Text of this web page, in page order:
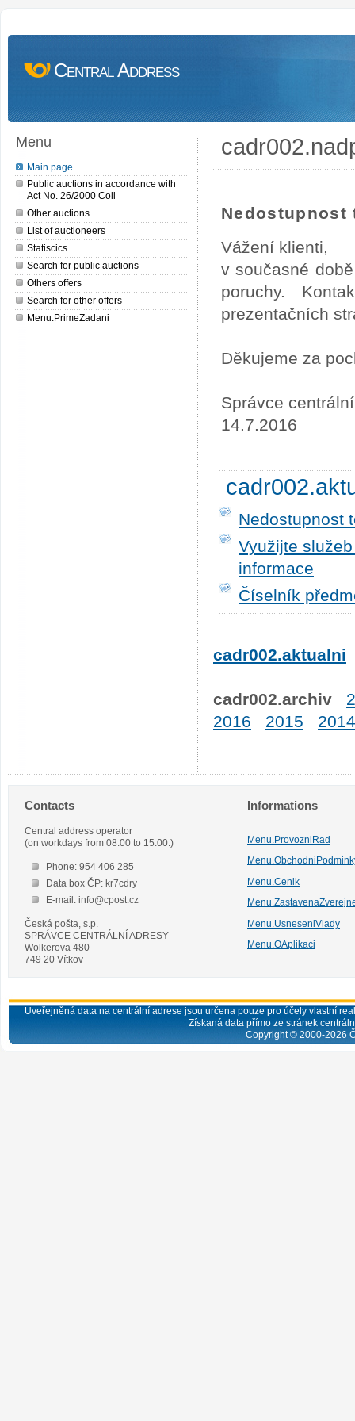
Central Address
Menu
Main page
Public auctions in accordance with
Act No. 26/2000 Coll
Other auctions
List of auctioneers
Statiscics
Search for public auctions
Others offers
Search for other offers
Menu.PrimeZadani
Nedostupnost
Vážení klienti,
v současné
poruchy.
prezentačních
Děkujeme za
Správce
14.7.2016
Nedostupnost
Využijte
informace
Číselník
cadr002.aktualni
cadr002.archiv
2016
2015 2014
Contacts
Central address operator
(on workdays from 08.00 to 15.00.)
Phone: 954 406 285
Data box ČP: kr7cdry
E-mail: info@cpost.cz
Česká pošta, s.p.
SPRÁVCE CENTRÁLNÍ ADRESY
Wolkerova 480
749 20 Vítkov
Informations
Menu.ProvozniRad
Menu.Cenik
Menu.UsneseniVlady
Menu.OAplikaci
Uveřejněná data na centrální adrese jsou určena pouze pro účely vlastní
Získaná data přímo ze stránek
Copyright © 2000-2026